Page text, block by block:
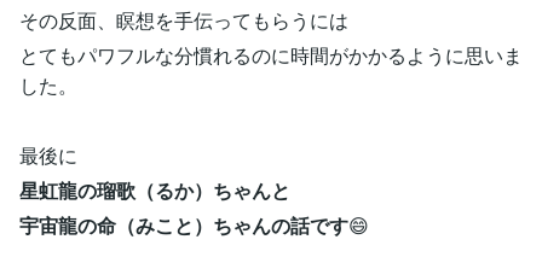
その反面、瞑想を手伝ってもらうには
とてもパワフルな分慣れるのに時間がかかるように思いま
した。
最後に
星虹龍の瑠歌（るか）ちゃんと
宇宙龍の命（みこと）ちゃんの話です😄